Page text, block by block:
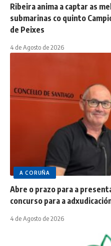
Ribeira anima a captar as
submarinas co quinto
de Peixes
4 de Agosto de 2026
A CORUÑA
Abre o prazo para a
concurso para a
4 de Agosto de 2026